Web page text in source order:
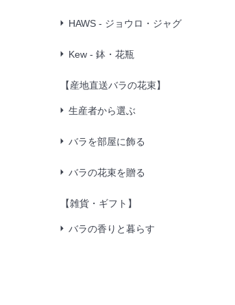
HAWS - ジョウロ・ジャグ
Kew - 鉢・花瓶
【産地直送バラの花束】
生産者から選ぶ
バラを部屋に飾る
バラの花束を贈る
【雑貨・ギフト】
バラの香りと暮らす